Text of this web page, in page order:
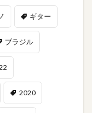
ギター
ブラジル
2020